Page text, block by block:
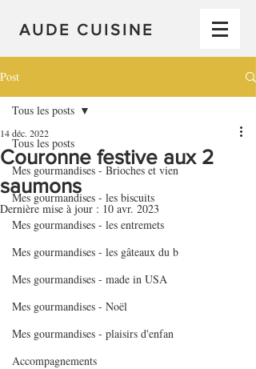
AUDE CUISINE
Post
Tous les posts
Mes gourmandises - Brioches et vien
Mes gourmandises - les biscuits
Mes gourmandises - les entremets
Mes gourmandises - les gâteaux du b
Mes gourmandises - made in USA
Mes gourmandises - Noël
Mes gourmandises - plaisirs d'enfan
Accompagnements
Tous les posts
Couronne festive aux 2
saumons
14 déc. 2022
Dernière mise à jour : 10 avr. 2023